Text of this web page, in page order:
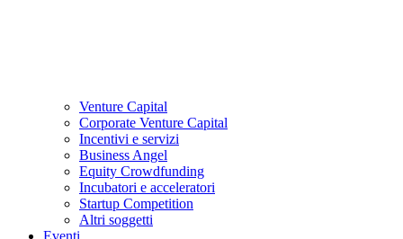
Venture Capital
Corporate Venture Capital
Incentivi e servizi
Business Angel
Equity Crowdfunding
Incubatori e acceleratori
Startup Competition
Altri soggetti